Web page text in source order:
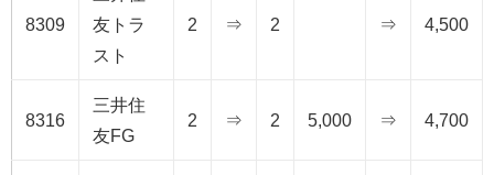
8309
友トラ
スト
2 ⇒ 2 ⇒ 4,500
8316
三井住
友FG
2 ⇒ 2 5,000 ⇒ 4,700